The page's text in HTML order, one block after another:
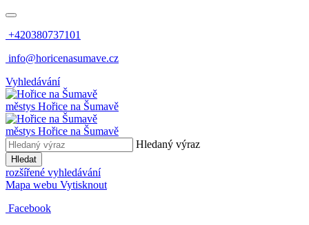
+420380737101
info@horicenasumave.cz
Vyhledávání
městys Hořice na Šumavě
městys Hořice na Šumavě
Hledaný výraz
Hledat
rozšířené vyhledávání
Mapa webu Vytisknout
Facebook